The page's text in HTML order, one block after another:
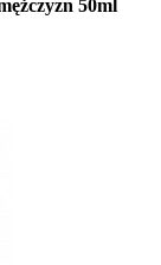
50ml